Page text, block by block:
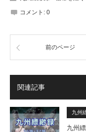
コメント: 0
前のページ
関連記事
九州
九州